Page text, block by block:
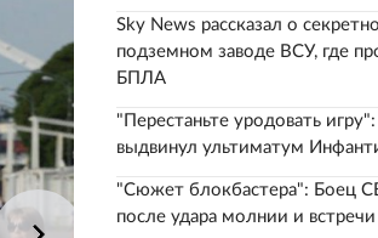
Sky News рассказал о
подземном заводе ВСУ, где
БПЛА
"Перестаньте уродовать
выдвинул ультиматум
"Сюжет блокбастера": Боец
после удара молнии и